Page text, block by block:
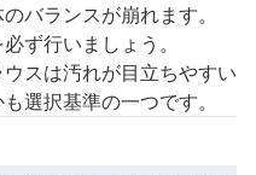
バランスが崩れます。
ず行いましょう。
ウスは汚れが目立ちやすい
選択基準の一つです。